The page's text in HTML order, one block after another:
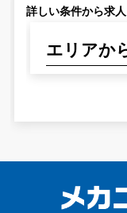
詳しい条件から求
エリアか